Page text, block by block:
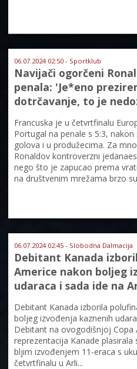
06.07.2024 02:50 - Sportklub
Navijači ogorčeni
penala: 'Je*eno
dotrčavanje, to je
Francuska je u četvrtfinalu
Portugal na penale s 5:3,
golova i u produžecima. Za
Ronaldov kontroverzni
nego što je zapucao prema
na društvenim mrežama brzo
06.07.2024 02:45 - Slobodna Dalmacija
Debitant Kanada
Americe nakon boljeg
udaraca i sada ide na
Debitant Kanada izborila
boljeg izvođenja kaznenih
Debitant na ovogodišnjoj Copa
reprezentacija Kanade
bljim izvođenjem 11-eraca s
četvrtfinalu u Arli...